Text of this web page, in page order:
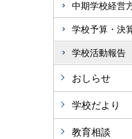
中期学校経営
学校予算・決
学校活動報告
おしらせ
学校だより
教育相談